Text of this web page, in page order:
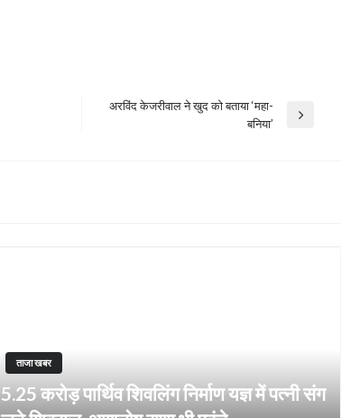
अरविंद केजरीवाल ने खुद को बताया ‘महा-
बनिया’
ताजा खबर
5.25 करोड़ पार्थिव शिवलिंग निर्माण यज्ञ में पत्नी संग